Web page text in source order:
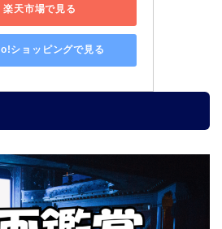
楽天市場で見る
ショッピングで見る